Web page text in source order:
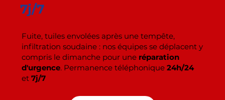
7j/7
Fuite, tuiles envolées après une tempête,
infiltration soudaine : nos équipes se déplacent y
compris le dimanche pour une réparation
d'urgence. Permanence téléphonique24h/24
et7j/7